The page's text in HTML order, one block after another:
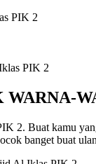
PIK 2
WARNA-
2. Buat kamu
banget buat